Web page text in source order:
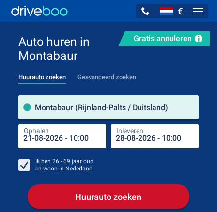
€
Gratis annuleren
Auto huren in
Montabaur
Huurauto zoeken Geavanceerd zoeken
Montabaur (Rijnland-Palts / Duitsland)
Ophalen Inleveren
Ik ben 26 - 69 jaar oud
en woon in Nederland
Huurauto zoeken